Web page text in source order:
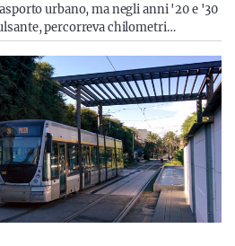
urbano, ma negli anni '20 e '30
percorreva chilometri…